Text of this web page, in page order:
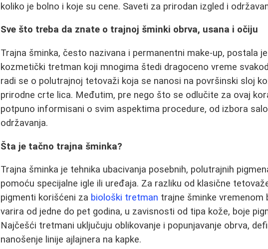
koliko je bolno i koje su cene. Saveti za prirodan izgled i
Sve što treba da znate o trajnoj šminki obrva, usana i očiju
Trajna šminka, često nazivana i permanentni make-up, postala
kozmetički tretman koji mnogima štedi dragoceno vreme
radi se o polutrajnoj tetovaži koja se nanosi na površinski sloj
prirodne crte lica. Međutim, pre nego što se odlučite za ovaj
potpuno informisani o svim aspektima procedure, od izbora
održavanja.
Šta je tačno trajna šminka?
Trajna šminka je tehnika ubacivanja posebnih, polutrajnih
pomoću specijalne igle ili uređaja. Za razliku od klasične
pigmenti korišćeni za biološki tretman trajne šminke vremenom
varira od jedne do pet godina, u zavisnosti od tipa kože, boje
Najčešći tretmani uključuju oblikovanje i popunjavanje obrva,
nanošenje linije ajlajnera na kapke.